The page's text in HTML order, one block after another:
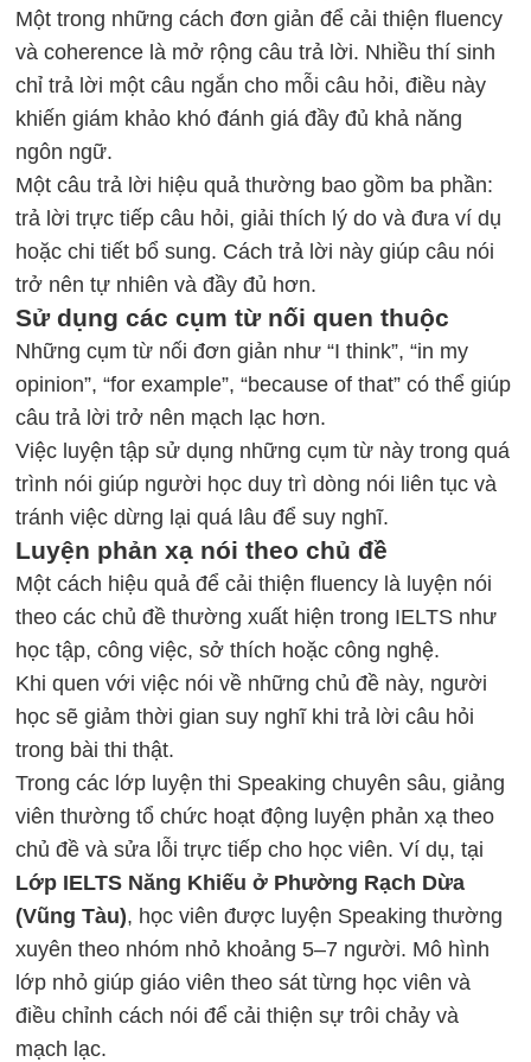
Một trong những cách đơn giản để cải thiện fluency
và coherence là mở rộng câu trả lời. Nhiều thí sinh
chỉ trả lời một câu ngắn cho mỗi câu hỏi, điều này
khiến giám khảo khó đánh giá đầy đủ khả năng
ngôn ngữ.
Một câu trả lời hiệu quả thường bao gồm ba phần:
trả lời trực tiếp câu hỏi, giải thích lý do và đưa ví dụ
hoặc chi tiết bổ sung. Cách trả lời này giúp câu nói
trở nên tự nhiên và đầy đủ hơn.
Sử dụng các cụm từ nối quen thuộc
Những cụm từ nối đơn giản như “I think”, “in my
opinion”, “for example”, “because of that” có thể giúp
câu trả lời trở nên mạch lạc hơn.
Việc luyện tập sử dụng những cụm từ này trong quá
trình nói giúp người học duy trì dòng nói liên tục và
tránh việc dừng lại quá lâu để suy nghĩ.
Luyện phản xạ nói theo chủ đề
Một cách hiệu quả để cải thiện fluency là luyện nói
theo các chủ đề thường xuất hiện trong IELTS như
học tập, công việc, sở thích hoặc công nghệ.
Khi quen với việc nói về những chủ đề này, người
học sẽ giảm thời gian suy nghĩ khi trả lời câu hỏi
trong bài thi thật.
Trong các lớp luyện thi Speaking chuyên sâu, giảng
viên thường tổ chức hoạt động luyện phản xạ theo
chủ đề và sửa lỗi trực tiếp cho học viên. Ví dụ, tại
Lớp IELTS Năng Khiếu ở Phường Rạch Dừa
(Vũng Tàu), học viên được luyện Speaking thường
xuyên theo nhóm nhỏ khoảng 5–7 người. Mô hình
lớp nhỏ giúp giáo viên theo sát từng học viên và
điều chỉnh cách nói để cải thiện sự trôi chảy và
mạch lạc.